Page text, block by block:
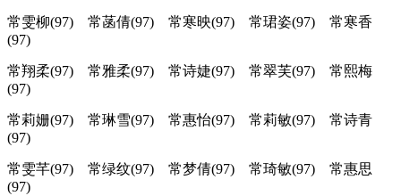
常雯柳(97) 常菡倩(97) 常寒映(97) 常珺姿(97) 常寒香
(97)
常翔柔(97) 常雅柔(97) 常诗婕(97) 常翠芙(97) 常熙梅
(97)
常莉姗(97) 常琳雪(97) 常惠怡(97) 常莉敏(97) 常诗青
(97)
常雯芊(97) 常绿纹(97) 常梦倩(97) 常琦敏(97) 常惠思
(97)